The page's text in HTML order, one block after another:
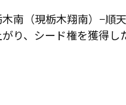
南（現栃木翔南）−順
り、シード権を獲得し